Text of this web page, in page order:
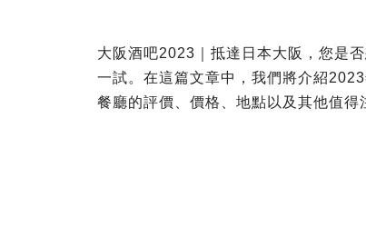
大阪酒吧2023｜抵達日本大阪，您是
一試。在這篇文章中，我們將介紹
餐廳的評價、價格、地點以及其他值得